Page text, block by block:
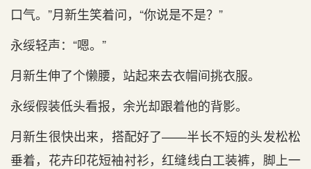
口气。”月新生笑着问，“你说是不是？”
永绥轻声：“嗯。”
月新生伸了个懒腰，站起来去衣帽间挑衣服。
永绥假装低头看报，余光却跟着他的背影。
月新生很快出来，搭配好了——半长不短的头发松松
垂着，花卉印花短袖衬衫，红缝线白工装裤，脚上一